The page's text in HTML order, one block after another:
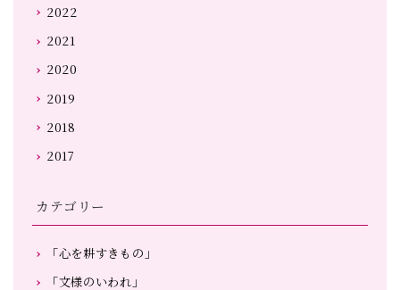
2022
2021
2020
2019
2018
2017
カテゴリー
「心を耕すきもの」
「文様のいわれ」